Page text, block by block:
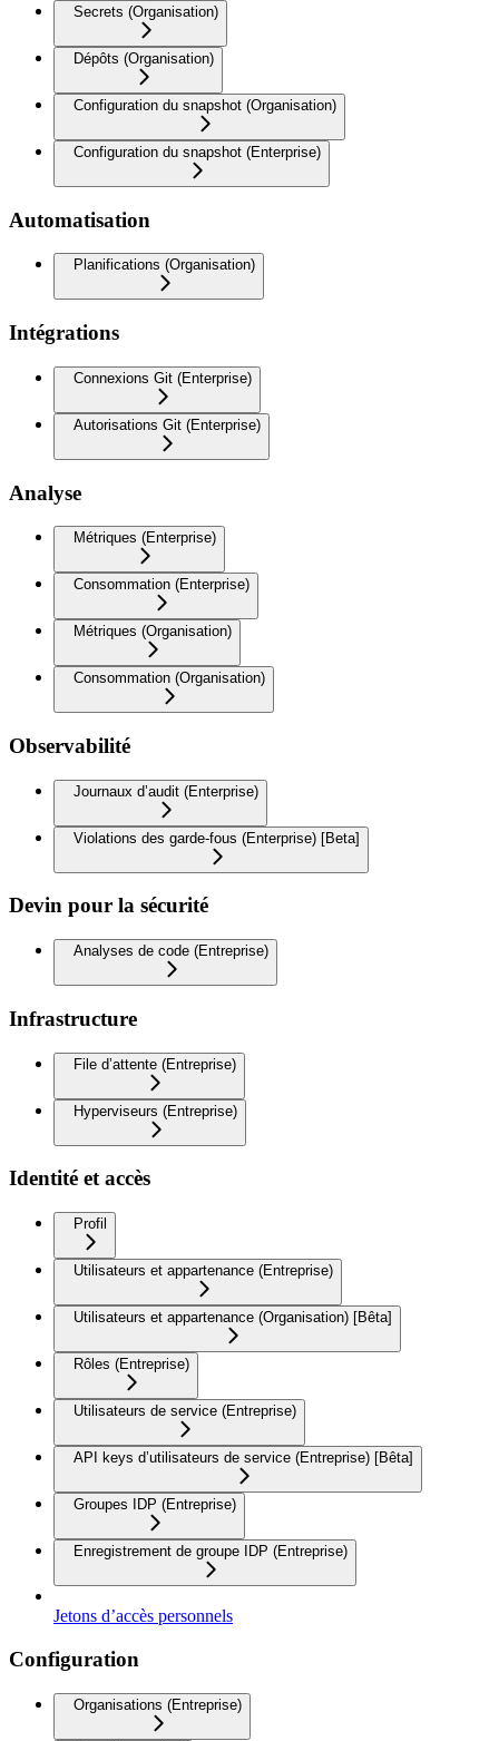
Secrets (Organisation)
Dépôts (Organisation)
Configuration du snapshot (Organisation)
Configuration du snapshot (Enterprise)
Automatisation
Planifications (Organisation)
Intégrations
Connexions Git (Enterprise)
Autorisations Git (Enterprise)
Analyse
Métriques (Enterprise)
Consommation (Enterprise)
Métriques (Organisation)
Consommation (Organisation)
Observabilité
Journaux d’audit (Enterprise)
Violations des garde-fous (Enterprise) [Beta]
Devin pour la sécurité
Analyses de code (Entreprise)
Infrastructure
File d’attente (Entreprise)
Hyperviseurs (Entreprise)
Identité et accès
Profil
Utilisateurs et appartenance (Entreprise)
Utilisateurs et appartenance (Organisation) [Bêta]
Rôles (Entreprise)
Utilisateurs de service (Entreprise)
API keys d’utilisateurs de service (Entreprise) [Bêta]
Groupes IDP (Entreprise)
Enregistrement de groupe IDP (Entreprise)
Jetons d’accès personnels
Configuration
Organisations (Entreprise)